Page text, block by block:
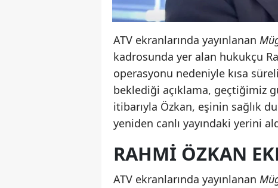
ATV ekranlarında yayınlanan
kadrosunda yer alan hukukçu
operasyonu nedeniyle kısa
beklediği açıklama, geçtiğimiz
itibarıyla Özkan, eşinin sağlık
yeniden canlı yayındaki yerini
RAHMI ÖZKAN
ATV ekranlarında yayınlanan